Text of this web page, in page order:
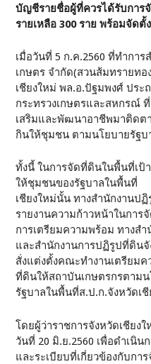
บัญชีรายชื่อผู้ที่ควรได้รับการ
รายเหลือ 300 ราย พร้อมจัด
เมื่อวันที่ 5 ก.ค.2560 ที่ทำกา
เกษตร จำกัด(สวนส้มทรายทอ
เชียงใหม่ พล.อ.ปัฐมพงศ์ ปร
กระทรวงเกษตรและสหกรณ์
เสริมและพัฒนาอาชีพมาติดต
กินให้ชุมชน ตามนโยบายรัฐบ
ทั้งนี้ ในการจัดที่ดินในพื้นที่เ
ให้ชุมชนของรัฐบาลในพื้นที่
เชียงใหม่นั้น ทางสำนักงานป
รายงานความก้าวหน้าในกา
การเตรียมความพร้อม ทางส
และสำนักงานการปฏิรูปที่ดิน
สั่งแต่งตั้งคณะทำงานเตรียม
ที่ดินให้สถาบันเกษตรกรตาม
รัฐบาลในพื้นที่ส.ป.ก.จังหวัดเชี
โดยผู้ว่าราชการจังหวัดเชียง
วันที่ 20 มิ.ย.2560 เพื่อดำเนิ
และระเบียบที่เกี่ยวข้องกับกา